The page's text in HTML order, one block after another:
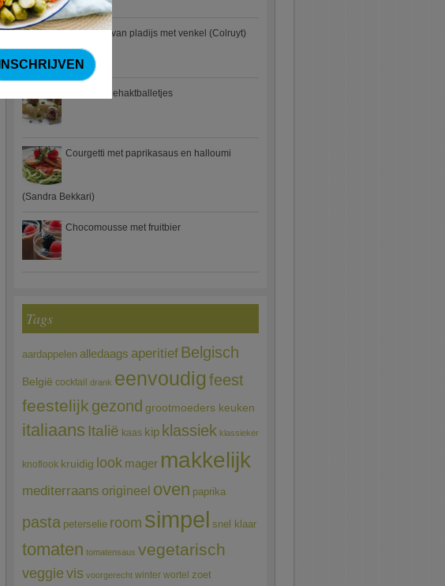
Waterzooi van pladijs met venkel (Colruyt)
Zweedse gehaktballetjes
Courgetti met paprikasaus en halloumi
(Sandra Bekkari)
Chocomousse met fruitbier
Tags
aardappelen alledaags aperitief Belgisch
België cocktail drank eenvoudigfeest
feestelijk gezond grootmoeders keuken
italiaans Italië kaas kip klassiek klassieker
knoflook kruidig look mager makkelijk
mediterraans origineel oven paprika
pasta peterselie room simpel snel klaar
tomaten tomatensaus vegetarisch
veggie vis voorgerecht winter wortel zoet